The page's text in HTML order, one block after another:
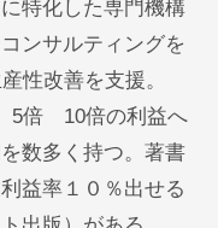
特化した専門機構
ンサルティングを
性改善を支援。
5倍 10倍の利益へ
数多く持つ。著書
益率１０％出せる